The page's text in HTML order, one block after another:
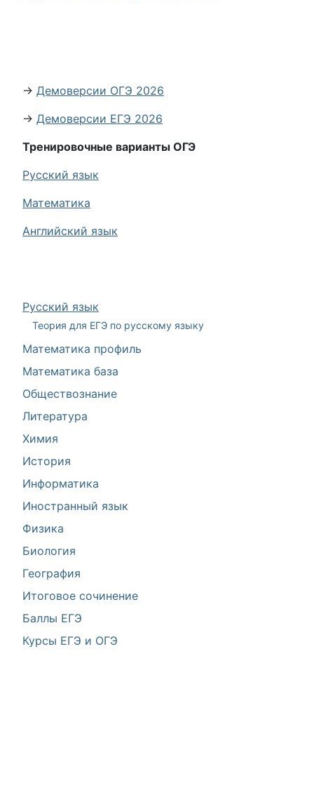
Русский язык
Теория для ЕГЭ по русскому языку
Математика профиль
Математика база
Обществознание
Литература
Химия
История
Информатика
Иностранный язык
Физика
Биология
География
Итоговое сочинение
Баллы ЕГЭ
Курсы ЕГЭ и ОГЭ
→ Демоверсии ОГЭ 2026
→ Демоверсии ЕГЭ 2026
Тренировочные варианты ОГЭ
Русский язык
Математика
Английский язык